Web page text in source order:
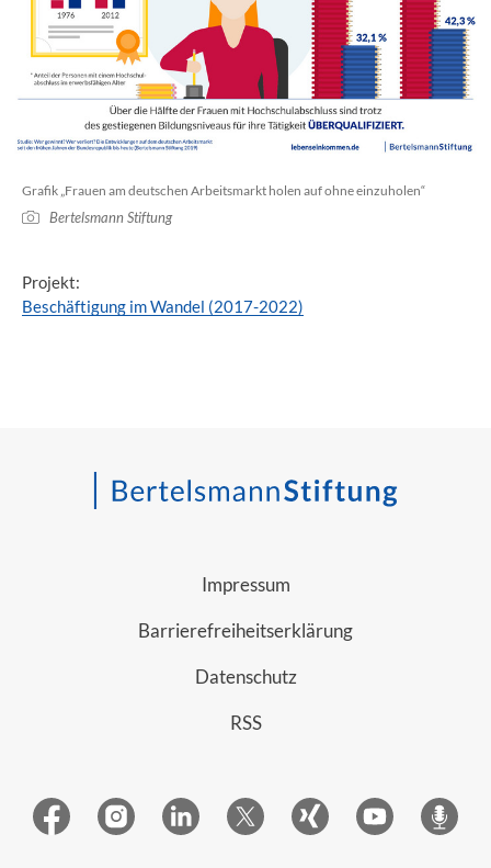
Grafik „Frauen am deutschen Arbeitsmarkt holen auf ohne einzuholen“
Bertelsmann Stiftung
Projekt:
Beschäftigung im Wandel (2017-2022)
Impressum
Barrierefreiheitserklärung
Datenschutz
RSS